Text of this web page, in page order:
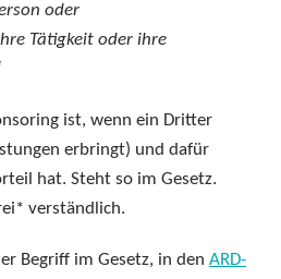
oder
Tätigkeit oder ihre
ist, wenn ein Dritter
erbringt) und dafür
hat. Steht so im Gesetz.
verständlich.
Begriff im Gesetz, in den ARD-